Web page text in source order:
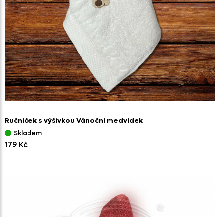
Ručníček s výšivkou Vánoční medvídek
Skladem
179 Kč